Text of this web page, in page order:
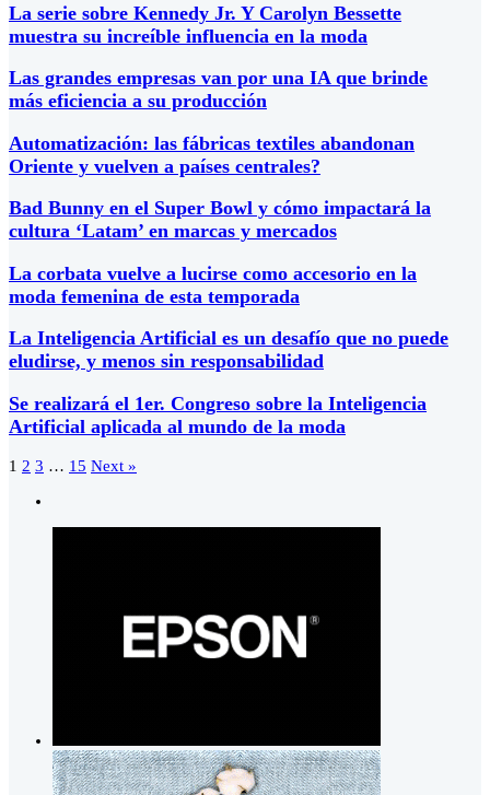
La serie sobre Kennedy Jr. Y Carolyn Bessette
muestra su increíble influencia en la moda
Las grandes empresas van por una IA que brinde
más eficiencia a su producción
Automatización: las fábricas textiles abandonan
Oriente y vuelven a países centrales?
Bad Bunny en el Super Bowl y cómo impactará la
cultura ‘Latam’ en marcas y mercados
La corbata vuelve a lucirse como accesorio en la
moda femenina de esta temporada
La Inteligencia Artificial es un desafío que no puede
eludirse, y menos sin responsabilidad
Se realizará el 1er. Congreso sobre la Inteligencia
Artificial aplicada al mundo de la moda
1 2 3 … 15 Next »